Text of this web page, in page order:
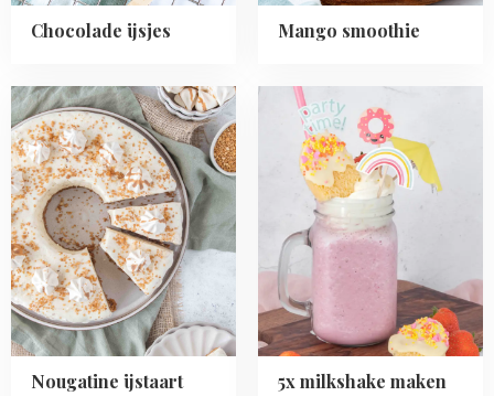
Chocolade ijsjes Mango smoothie
Nougatine ijstaart
Read
more
about
Nougatine
ijstaart
met
schuimpjes
5x milkshake maken
Read
about
milkshake
maken